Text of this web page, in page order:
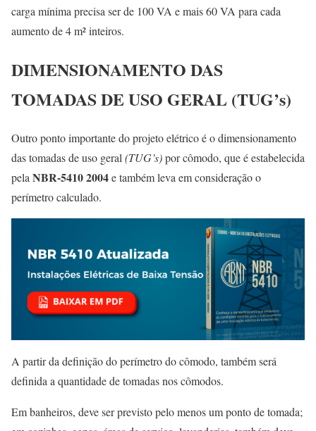
carga mínima precisa ser de 100 VA e mais 60 VA para cada
aumento de 4 m² inteiros.
DIMENSIONAMENTO DAS
TOMADAS DE USO GERAL (TUG’s)
Outro ponto importante do projeto elétrico é o dimensionamento
das tomadas de uso geral (TUG’s)por cômodo, que é estabelecida
pela NBR-5410 2004e também leva em consideração o
perímetro calculado.
A partir da definição do perímetro do cômodo, também será
definida a quantidade de tomadas nos cômodos.
Em banheiros, deve ser previsto pelo menos um ponto de tomada;